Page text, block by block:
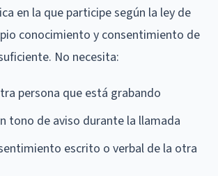
en la que participe según la ley de
conocimiento y consentimiento de
No necesita:
persona que está grabando
tono de aviso durante la llamada
escrito o verbal de la otra